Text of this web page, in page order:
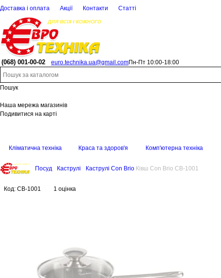
Доставка і оплата Акції Контакти Статті
(068) 001-00-02 euro.technika.ua@gmail.comПн-Пт 10:00-18:00
Пошук
Наша мережа магазинів
Подивитися на карті
Кліматична техніка Краса та здоров'я Комп'ютерна техніка
Посуд Каструлі Каструлі Con Brio Ківш Con Brio CB-1001
Код: CB-1001 1 оцінка